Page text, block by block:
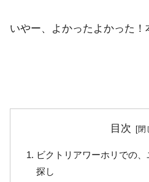
いやー、よかったよかった！
目次
ビクトリアワーホリでの
探し